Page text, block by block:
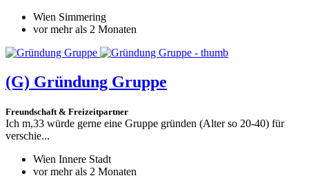
Wien Simmering
vor mehr als 2 Monaten
(G) Gründung Gruppe
Freundschaft & Freizeitpartner
Ich m,33 würde gerne eine Gruppe gründen (Alter so 20-40) für
verschie...
Wien Innere Stadt
vor mehr als 2 Monaten